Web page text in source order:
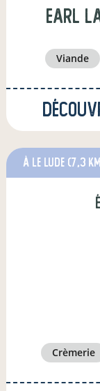
earl la
viande
à Le Lude (7,3
crèmerie